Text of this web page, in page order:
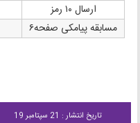
ارسال ۱۰ رمز
مسابقه پیامکی صفحه۶
تاریخ انتشار : 21 سپتامبر 19